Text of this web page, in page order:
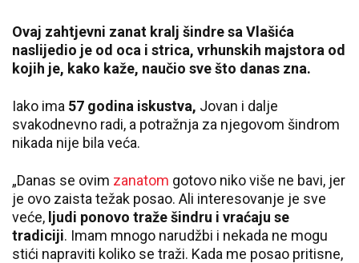
Ovaj zahtjevni zanat kralj šindre sa Vlašića
naslijedio je od oca i strica, vrhunskih majstora od
kojih je, kako kaže, naučio sve što danas zna.
Iako ima 57 godina iskustva, Jovan i dalje
svakodnevno radi, a potražnja za njegovom šindrom
nikada nije bila veća.
„Danas se ovim zanatom gotovo niko više ne bavi, jer
je ovo zaista težak posao. Ali interesovanje je sve
veće, ljudi ponovo traže šindru i vraćaju se
tradiciji. Imam mnogo narudžbi i nekada ne mogu
stići napraviti koliko se traži. Kada me posao pritisne,